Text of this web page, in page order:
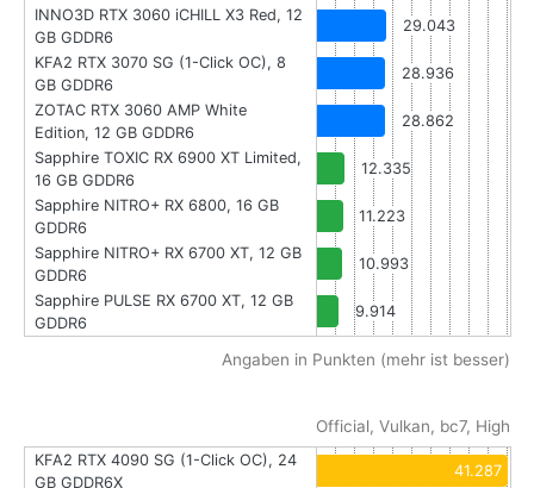
INNO3D RTX 3060 iCHILL X3 Red, 12
GB GDDR6
29.043
KFA2 RTX 3070 SG (1-Click OC), 8
GB GDDR6
28.936
ZOTAC RTX 3060 AMP White
Edition, 12 GB GDDR6
28.862
Sapphire TOXIC RX 6900 XT Limited,
16 GB GDDR6
12.335
Sapphire NITRO+ RX 6800, 16 GB
GDDR6
11.223
Sapphire NITRO+ RX 6700 XT, 12 GB
GDDR6
10.993
Sapphire PULSE RX 6700 XT, 12 GB
GDDR6
9.914
Angaben in Punkten (mehr ist besser)
Official, Vulkan, bc7, High
KFA2 RTX 4090 SG (1-Click OC), 24
GB GDDR6X
41.287